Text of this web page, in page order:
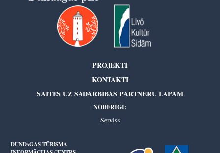
PROJEKTI
KONTAKTI
SAITES UZ SADARBĪBAS PARTNERU LAPĀM
NODERĪGI:
Serviss
DUNDAGAS TŪRISMA